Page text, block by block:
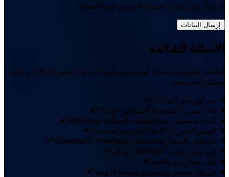
كن أول من يشارك جدوله الزمني لهذه المدينة.
إرسال البيانات
الاسئلة الشائعة
اجابات قصيرة وعملية: كيف تعمل البيانات، ماذا تعني الارقام، وكيف
يمكنك المساهمة.
من اين تأتي البيانات؟▾
ماذا تعني “المتوسط (الموافق عليه)”؟▾
كيف تحسبون مدة الطلبات المعلّقة (pending)؟
▾
المدن الاسرع / الابطأ: كيف يتم تحديدها؟▾
ما معنى المسار (Standard / Marriage / Special)؟
▾
في برلين يوجد “Referat”. ما هو؟
▾
هل مشاركتي خاصة؟▾
هل هذا مصدر رسمي او نصيحة قانونية؟▾